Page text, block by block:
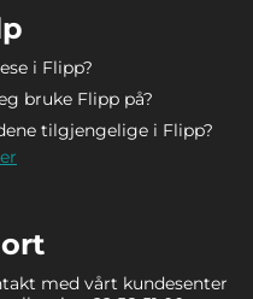
i Flipp?
bruke Flipp på?
tilgjengelige i Flipp?
med vårt kundesenter